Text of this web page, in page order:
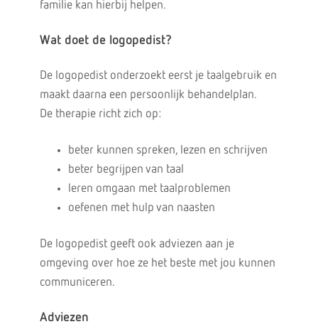
familie kan hierbij helpen.
Wat doet de logopedist?
De logopedist onderzoekt eerst je taalgebruik en
maakt daarna een persoonlijk behandelplan.
De therapie richt zich op:
beter kunnen spreken, lezen en schrijven
beter begrijpen van taal
leren omgaan met taalproblemen
oefenen met hulp van naasten
De logopedist geeft ook adviezen aan je
omgeving over hoe ze het beste met jou kunnen
communiceren.
Adviezen